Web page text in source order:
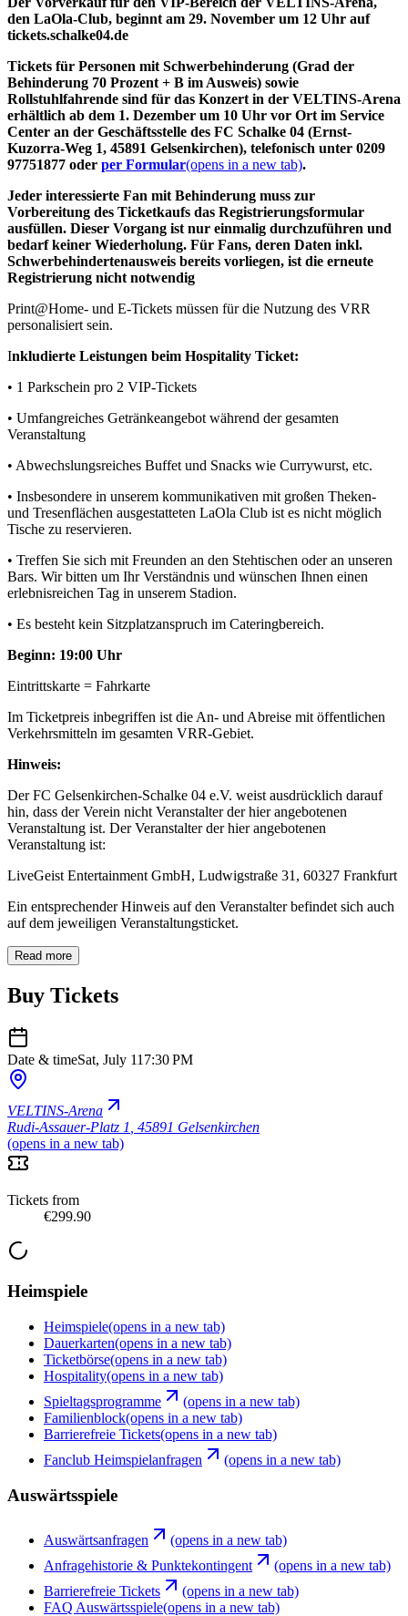
den LaOla-Club, beginnt am 29. November um 12 Uhr auf
tickets.schalke04.de
Tickets für Personen mit Schwerbehinderung (Grad der
Behinderung 70 Prozent + B im Ausweis) sowie
Rollstuhlfahrende sind für das Konzert in der VELTINS-Arena
erhältlich ab dem 1. Dezember um 10 Uhr vor Ort im Service
Center an der Geschäftsstelle des FC Schalke 04 (Ernst-
Kuzorra-Weg 1, 45891 Gelsenkirchen), telefonisch unter 0209
97751877 oder per Formular(opens in a new tab).
Jeder interessierte Fan mit Behinderung muss zur
Vorbereitung des Ticketkaufs das Registrierungsformular
ausfüllen. Dieser Vorgang ist nur einmalig durchzuführen und
bedarf keiner Wiederholung. Für Fans, deren Daten inkl.
Schwerbehindertenausweis bereits vorliegen, ist die erneute
Registrierung nicht notwendig
Print@Home- und E-Tickets müssen für die Nutzung des VRR
personalisiert sein.
Inkludierte Leistungen beim Hospitality Ticket:
• 1 Parkschein pro 2 VIP-Tickets
• Umfangreiches Getränkeangebot während der gesamten
Veranstaltung
• Abwechslungsreiches Buffet und Snacks wie Currywurst, etc.
• Insbesondere in unserem kommunikativen mit großen Theken-
und Tresenflächen ausgestatteten LaOla Club ist es nicht möglich
Tische zu reservieren.
• Treffen Sie sich mit Freunden an den Stehtischen oder an unseren
Bars. Wir bitten um Ihr Verständnis und wünschen Ihnen einen
erlebnisreichen Tag in unserem Stadion.
• Es besteht kein Sitzplatzanspruch im Cateringbereich.
Beginn: 19:00 Uhr
Eintrittskarte = Fahrkarte
Im Ticketpreis inbegriffen ist die An- und Abreise mit öffentlichen
Verkehrsmitteln im gesamten VRR-Gebiet.
Hinweis:
Der FC Gelsenkirchen-Schalke 04 e.V. weist ausdrücklich darauf
hin, dass der Verein nicht Veranstalter der hier angebotenen
Veranstaltung ist. Der Veranstalter der hier angebotenen
Veranstaltung ist:
LiveGeist Entertainment GmbH, Ludwigstraße 31, 60327 Frankfurt
Ein entsprechender Hinweis auf den Veranstalter befindet sich auch
auf dem jeweiligen Veranstaltungsticket.
Read more
Buy Tickets
Date & timeSat, July 11 7:30 PM
VELTINS-Arena
Rudi-Assauer-Platz 1 45891 Gelsenkirchen
(opens in a new tab)
Tickets from
€299.90
Heimspiele
Heimspiele(opens in a new tab)
Dauerkarten(opens in a new tab)
Ticketbörse(opens in a new tab)
Hospitality(opens in a new tab)
Spieltagsprogramme
(opens in a new tab)
Familienblock(opens in a new tab)
Barrierefreie Tickets(opens in a new tab)
Fanclub Heimspielanfragen
(opens in a new tab)
Auswärtsspiele
Auswärtsanfragen
(opens in a new tab)
Anfragehistorie & Punktekontingent
(opens in a new tab)
Barrierefreie Tickets
(opens in a new tab)
FAQ Auswärtsspiele(opens in a new tab)